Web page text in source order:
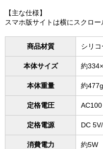
【主な仕様】
スマホ版サイトは横にスクロー
商品材質 シリコ
本体サイズ 約
本体重量 約477g
定格電圧
定格電源 DC
消費電力 約5W